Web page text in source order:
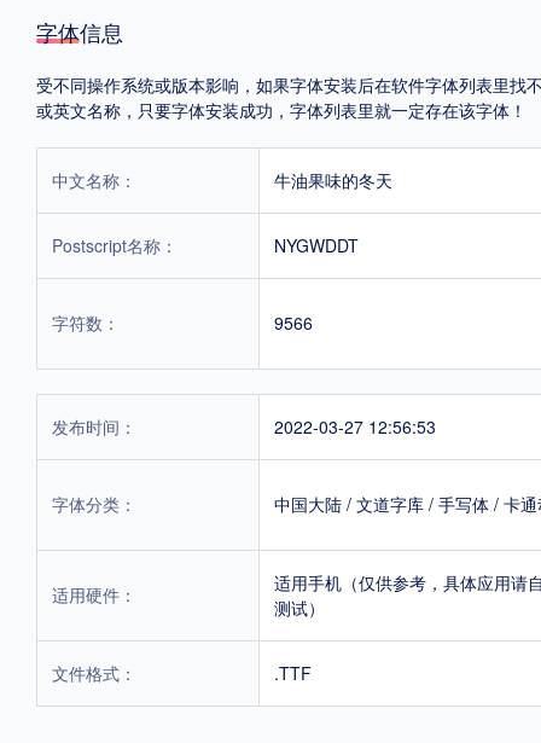
地区
中国大陆 中国港澳台 更多
POP字体下载 字库打包下载 海报素材下载
字体新闻 字体文章 字体程序 字体人物 字体网站
字体信息
受不同操作系统或版本影响，如果字体安装后在软件字体列表里
或英文名称，只要字体安装成功，字体列表里就一定存在该字体！
中文名称： 牛油果味的冬天
Postscript名称： NYGWDDT
字符数： 9566
发布时间： 2022-03-27 12:56:53
字体分类： 中国大陆 / 文道字库 / 手写体 / 卡
适用硬件：
适用手机（仅供参考，具体应用请
测试）
文件格式： .TTF